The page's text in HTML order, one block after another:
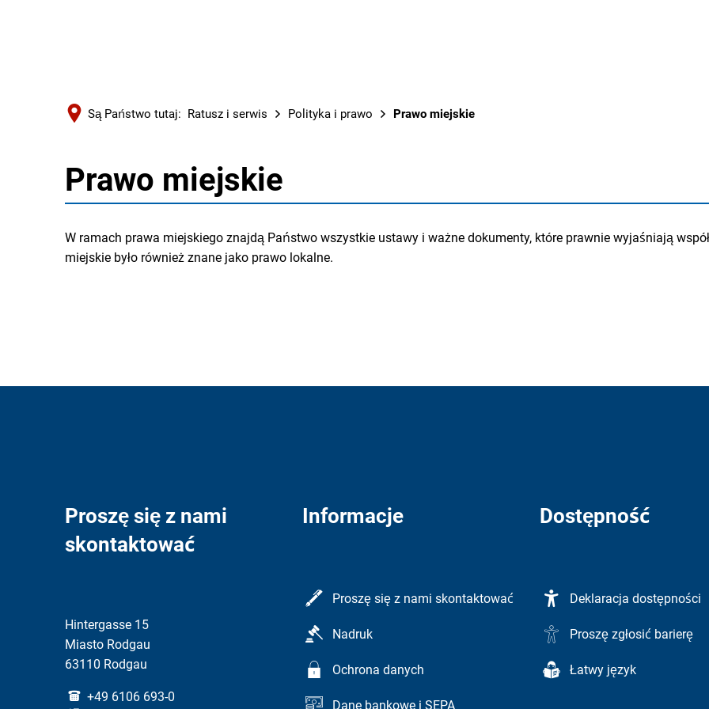
Są Państwo tutaj: Ratusz i serwis Polityka i prawo Prawo miejskie
Prawo
miejskie
Prawo miejskie
W ramach prawa miejskiego znajdą Państwo wszystkie ustawy i ważne dokumenty, które prawnie wyjaśniają
miejskie było również znane jako prawo lokalne.
Proszę się z nami
skontaktować
Hintergasse 15
Miasto Rodgau
63110 Rodgau
+49 6106 693-0
Informacje
Proszę się z nami skontaktować
Nadruk
Ochrona danych
Dane bankowe i SEPA
Dostępność
Deklaracja dostępności
Proszę zgłosić barierę
Łatwy język